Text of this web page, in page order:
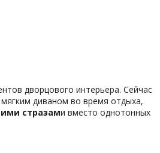
дворцового интерьера. Сейчас
диваном во время отдыха,
стразами вместо однотонных